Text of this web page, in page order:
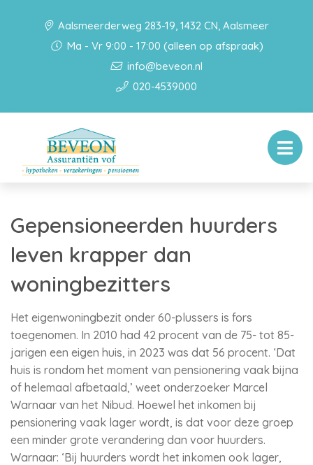
Aalsmeerderweg 283-19, 1432 CN, Aalsmeer
Ma - Vr 9:00 - 17:00 (alleen op afspraak)
info@beveon.nl
020-4539000
Gepensioneerden huurders
leven krapper dan
woningbezitters
Het eigenwoningbezit onder 60-plussers is fors
toegenomen. In 2010 had 42 procent van de 75- tot 85-
jarigen een eigen huis, in 2023 was dat 56 procent. ‘Dat
huis is rondom het moment van pensionering vaak bijna
of helemaal afbetaald,’ weet onderzoeker Marcel
Warnaar van het Nibud. Hoewel het inkomen bij
pensionering vaak lager wordt, is dat voor deze groep
een minder grote verandering dan voor huurders.
Warnaar: ‘Bij huurders wordt het inkomen ook lager,